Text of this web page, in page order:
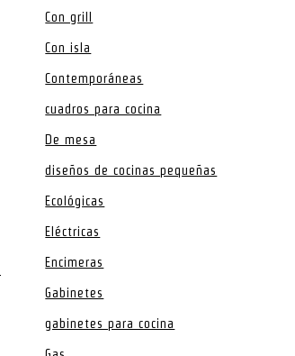
Con grill
Con isla
Contemporáneas
cuadros para cocina
De mesa
diseños de cocinas pequeñas
Ecológicas
Eléctricas
Encimeras
Gabinetes
gabinetes para cocina